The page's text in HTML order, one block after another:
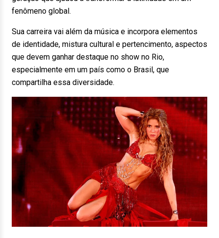
fenômeno global.
Sua carreira vai além da música e incorpora elementos
de identidade, mistura cultural e pertencimento, aspectos
que devem ganhar destaque no show no Rio,
especialmente em um país como o Brasil, que
compartilha essa diversidade.